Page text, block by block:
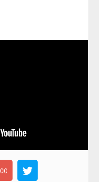
00